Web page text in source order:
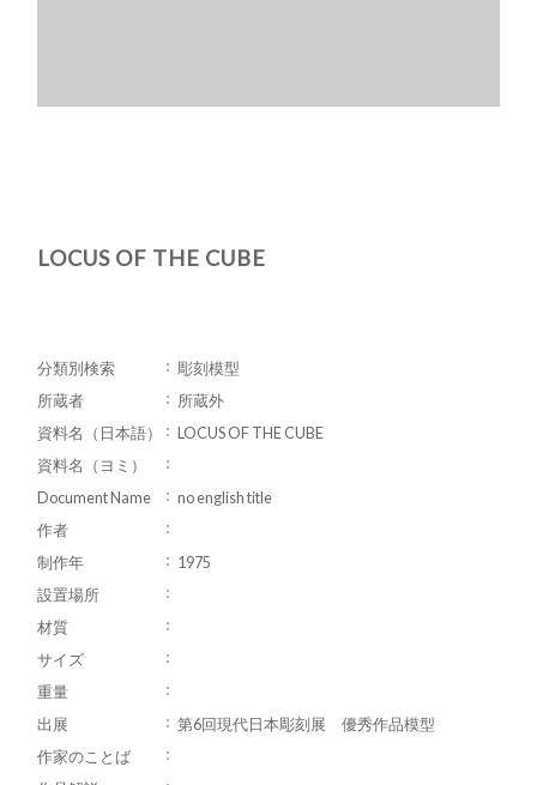
LOCUS OF THE CUBE
分類別検索
彫刻模型
所蔵者
所蔵外
資料名（日本語）
LOCUS OF THE CUBE
資料名（ヨミ）
Document Name
no english title
作者
制作年
1975
設置場所
材質
サイズ
重量
出展
第6回現代日本彫刻展 優秀作品模型
作家のことば